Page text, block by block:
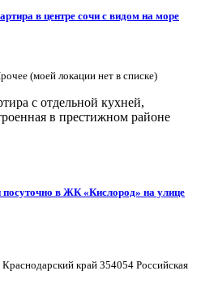
в центре сочи с видом на море
(моей локации нет в списке)
с отдельной кухней,
в престижном районе
посуточно в ЖК «Кислород» на улице
край 354054 Российская